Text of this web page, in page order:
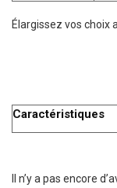
Élargissez vos choix
Caractéristiques
Il n’y a pas encore